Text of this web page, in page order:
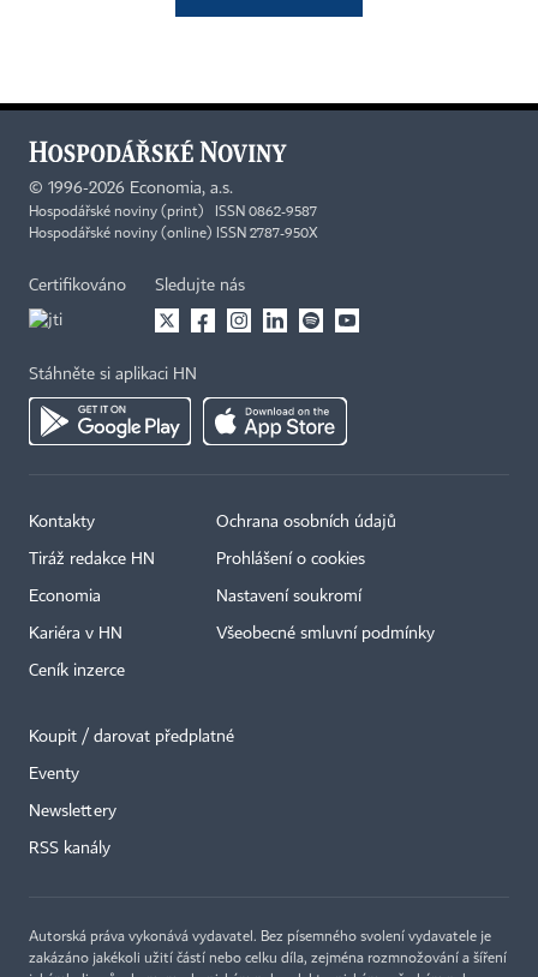
© 1996-2026 Economia, a.s.
Hospodářské noviny (print) ISSN 0862-9587
Hospodářské noviny (online) ISSN 2787-950X
Certifikováno Sledujte nás
Stáhněte si aplikaci HN
Kontakty
Tiráž redakce HN
Economia
Kariéra v HN
Ceník inzerce
Ochrana osobních údajů
Prohlášení o cookies
Nastavení soukromí
Všeobecné smluvní podmínky
Koupit / darovat předplatné
Eventy
Newslettery
RSS kanály
Autorská práva vykonává vydavatel. Bez písemného svolení vydavatele je
zakázáno jakékoli užití částí nebo celku díla, zejména rozmnožování a šíření